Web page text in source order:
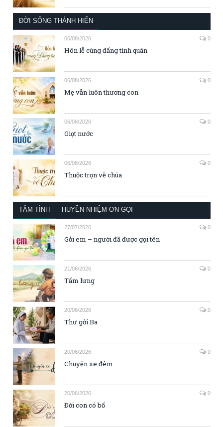
ĐỜI SỐNG THÁNH HIẾN
06/08/2026 0
Hôn lễ cùng đấng tình quân
06/08/2026 0
Mẹ vẫn luôn thương con
06/08/2026 0
Giọt nước
06/08/2026 0
Thuộc trọn về chúa
TÂM TÌNH HUYỀN NHIỆM ƠN GỌI
27/07/2026 0
Gởi em – người đã được gọi tên
21/06/2026 0
Tấm lưng
20/06/2026 0
Thư gởi Ba
20/06/2026 0
Chuyến xe đêm
20/06/2026 0
Đời con có bố